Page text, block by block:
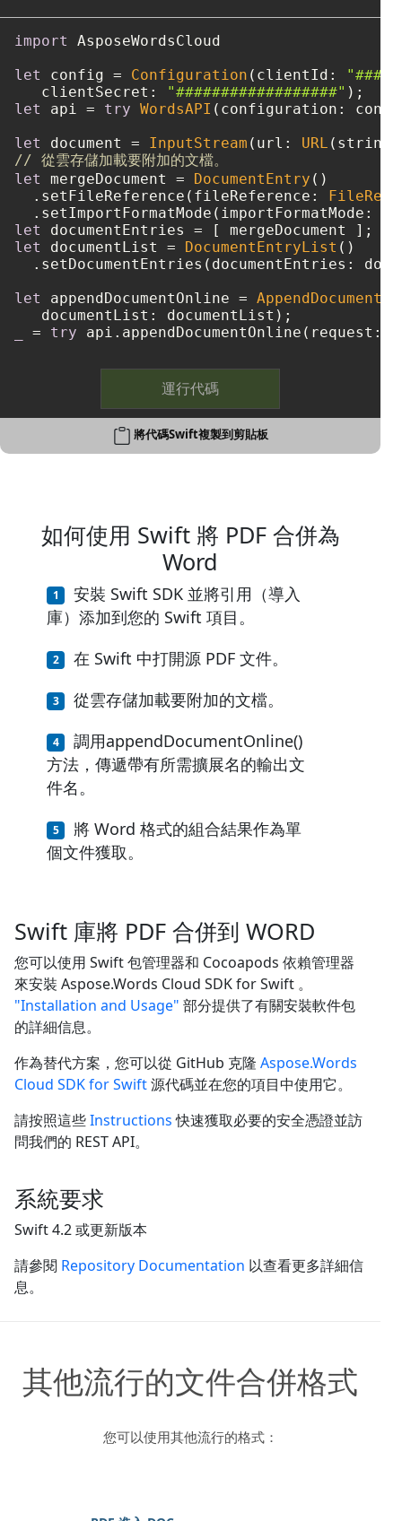
import
AsposeWordsCloud
let
config = Configuration (clientId:
   clientSecret:
"##################"
let
api = try WordsAPI (configuration:
let
document = InputStream (url: URL
// 從雲存儲加載要附加的文檔。
let
mergeDocument = DocumentEntry ()
  .setFileReference(fileReference:
  .setImportFormatMode(importFormatMode:
let
documentEntries =
let
documentList = DocumentEntryList ()
.setDocumentEntries(documentEntries:
let
appendDocumentOnline =
= try
運行代碼
將代碼Swift複製到剪貼板
如何使用 Swift 將 PDF 合併為
Word
安裝 Swift SDK 並將引用（導入
庫）添加到您的 Swift 項目。
在 Swift 中打開源 PDF 文件。
從雲存儲加載要附加的文檔。
調用appendDocumentOnline()
方法，傳遞帶有所需擴展名的輸出文
件名。
將 Word 格式的組合結果作為單
個文件獲取。
Swift 庫將 PDF 合併到 WORD
您可以使用 Swift 包管理器和 Cocoapods 依賴管理器
來安裝 Aspose.Words Cloud SDK for Swift 。
"Installation and Usage" 部分提供了有關安裝軟件包
的詳細信息。
作為替代方案，您可以從 GitHub 克隆 Aspose.Words
Cloud SDK for Swift源代碼並在您的項目中使用它。
請按照這些Instructions快速獲取必要的安全憑證並訪
問我們的 REST API。
系統要求
Swift 4.2 或更新版本
請參閱 Repository Documentation 以查看更多詳細信
息。
其他流行的文件合併格式
您可以使用其他流行的格式：